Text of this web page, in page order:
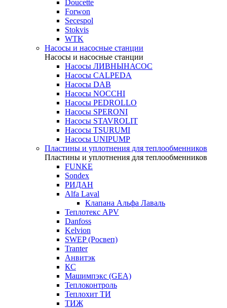
Doucette
Forwon
Secespol
Stokvis
WTK
Насосы и насосные станции
Насосы и насосные станции
Насосы ЛИВНЫНАСОС
Насосы CALPEDA
Насосы DAB
Насосы NOCCHI
Насосы PEDROLLO
Насосы SPERONI
Насосы STAVROLIT
Насосы TSURUMI
Насосы UNIPUMP
Пластины и уплотнения для теплообменников
Пластины и уплотнения для теплообменников
FUNKE
Sondex
РИДАН
Alfa Laval
Клапана Альфа Лаваль
Теплотекс APV
Danfoss
Kelvion
SWEP (Росвеп)
Tranter
Анвитэк
КС
Машимпэкс (GEA)
Теплоконтроль
Теплохит ТИ
ТИЖ